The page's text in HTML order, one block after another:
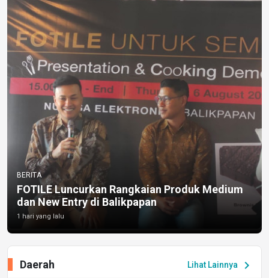
BERITA
FOTILE Luncurkan Rangkaian Produk Medium
dan New Entry di Balikpapan
1 hari yang lalu
Lihat Lainnya chevron_right
Daerah